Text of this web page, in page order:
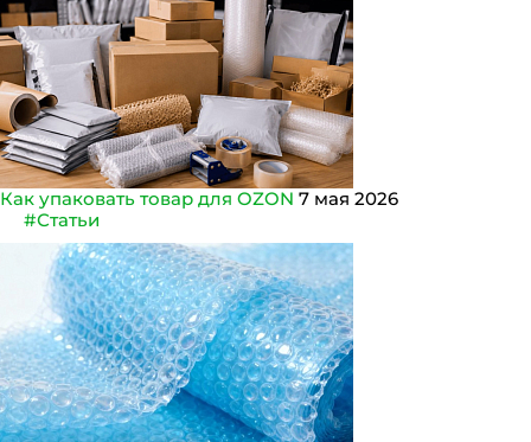
Как упаковать товар для OZON 7 мая 2026
#Статьи